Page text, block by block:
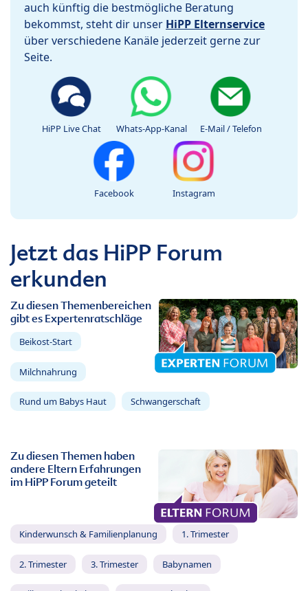
auch künftig die bestmögliche Beratung
bekommst, steht dir unser HiPP Elternservice
über verschiedene Kanäle jederzeit gerne zur
Seite.
HiPP Live Chat Whats-App-Kanal E-Mail / Telefon
Facebook Instagram
Jetzt das HiPP Forum
erkunden
Zu diesen Themenbereichen
gibt es Expertenratschläge
Beikost-Start
Milchnahrung
Rund um Babys Haut Schwangerschaft
Zu diesen Themen haben
andere Eltern Erfahrungen
im HiPP Forum geteilt
Kinderwunsch & Familienplanung 1. Trimester
2. Trimester 3. Trimester Babynamen